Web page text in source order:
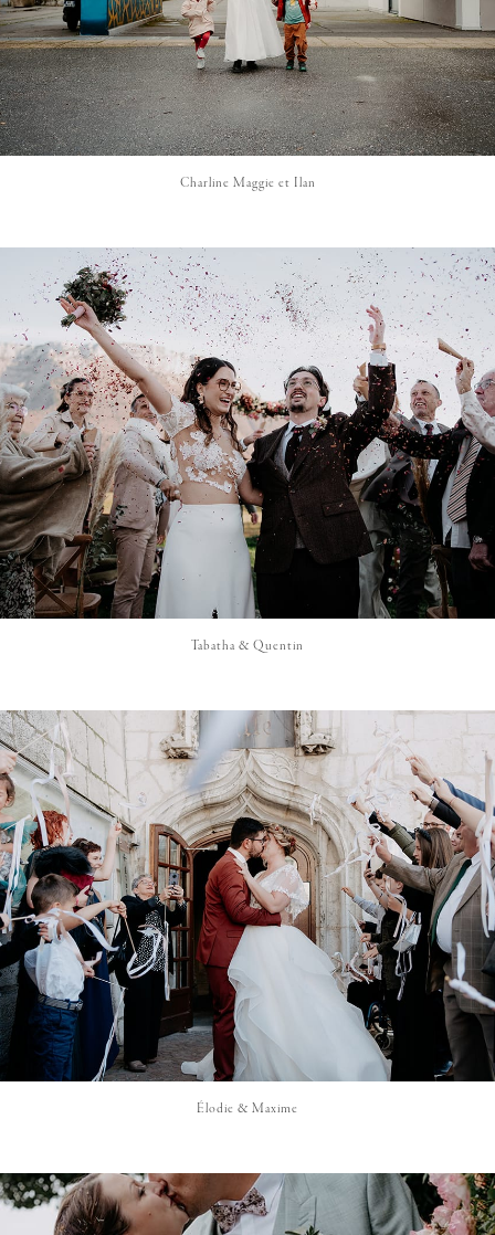
Charline Maggie et Ilan
Tabatha & Quentin
Élodie & Maxime